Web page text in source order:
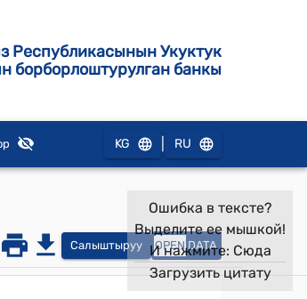
Республикасынын Укуктук
борборлоштурулган банкы
KG RU
Салыштыруу OPEN DATA
Ошибка в тексте?
Выделите ее мышкой!
И нажмите: Сюда
Загрузить цитату